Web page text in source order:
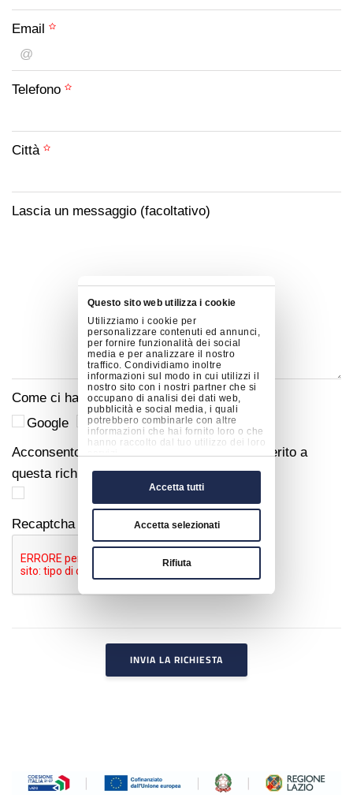
Questo sito web utilizza i cookie
Utilizziamo i cookie per
personalizzare contenuti ed annunci,
per fornire funzionalità dei social
media e per analizzare il nostro
traffico. Condividiamo inoltre
informazioni sul modo in cui utilizzi il
nostro sito con i nostri partner che si
occupano di analisi dei dati web,
pubblicità e social media, i quali
potrebbero combinarle con altre
informazioni che hai fornito loro o che
hanno raccolto dal tuo utilizzo dei loro
servizi.
Accetta tutti
Accetta selezionati
Rifiuta
Email
Telefono
Città
Lascia un messaggio (facoltativo)
Come ci hai conosciuto?
Google
Social Mail
Altro
Acconsento al trattamento dei miei dati in merito a
questa richiesta.
Recaptcha
INVIA LA RICHIESTA